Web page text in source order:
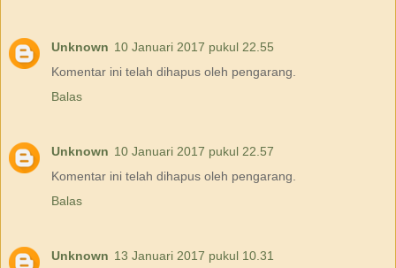
Unknown 10 Januari 2017 pukul 22.55
Komentar ini telah dihapus oleh pengarang.
Balas
Unknown 10 Januari 2017 pukul 22.57
Komentar ini telah dihapus oleh pengarang.
Balas
Unknown 13 Januari 2017 pukul 10.31